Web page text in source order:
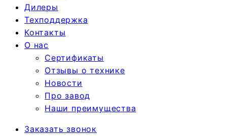
Дилеры
Техподдержка
Контакты
О нас
Сертификаты
Отзывы о технике
Новости
Про завод
Наши преимущества
Заказать звонок